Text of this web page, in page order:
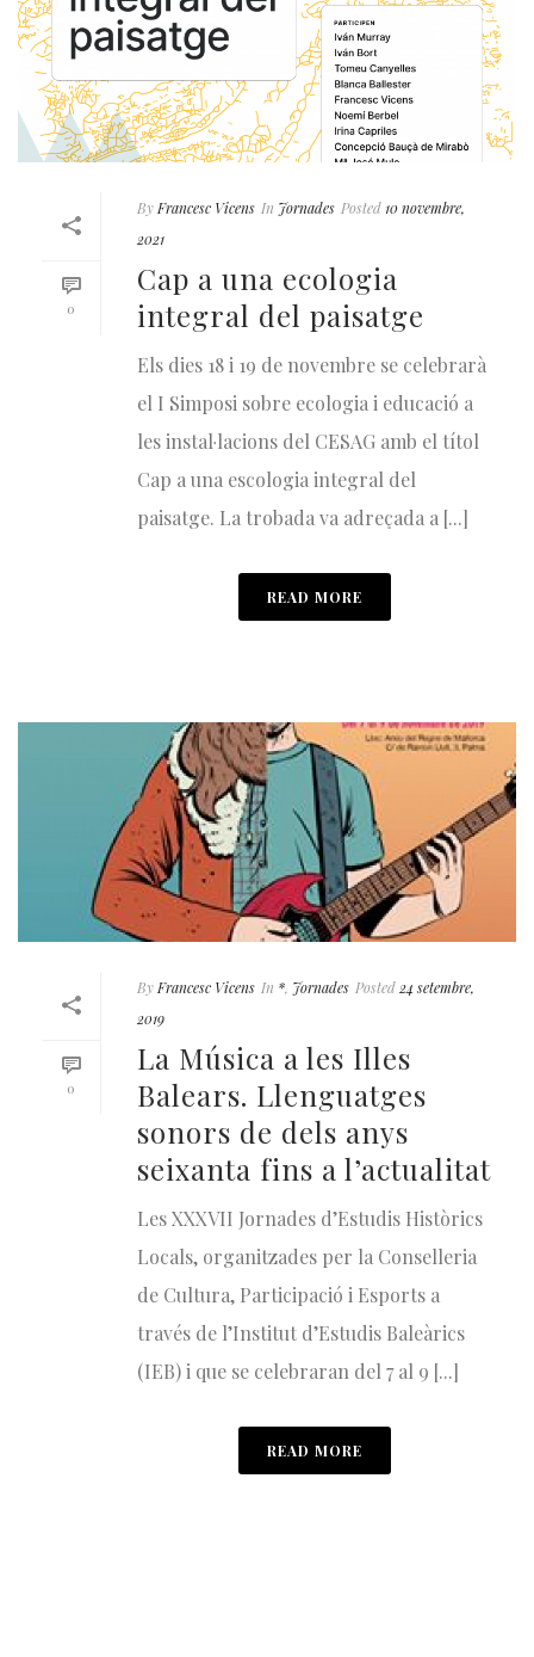
0
By Francesc Vicens In Jornades Posted 10 novembre,
2021
Cap a una ecologia
integral del paisatge
Els dies 18 i 19 de novembre se celebrarà
el I Simposi sobre ecologia i educació a
les instal·lacions del CESAG amb el títol
Cap a una escologia integral del
paisatge. La trobada va adreçada a [...]
READ MORE
0
ByFrancesc Vicens In *, Jornades Posted24 setembre,
2019
La Música a les Illes
Balears. Llenguatges
sonors de dels anys
seixanta fins a l’actualitat
Les XXXVII Jornades d’Estudis Històrics
Locals, organitzades per la Conselleria
de Cultura, Participació i Esports a
través de l’Institut d’Estudis Baleàrics
(IEB) i que se celebraran del 7 al 9 [...]
READ MORE